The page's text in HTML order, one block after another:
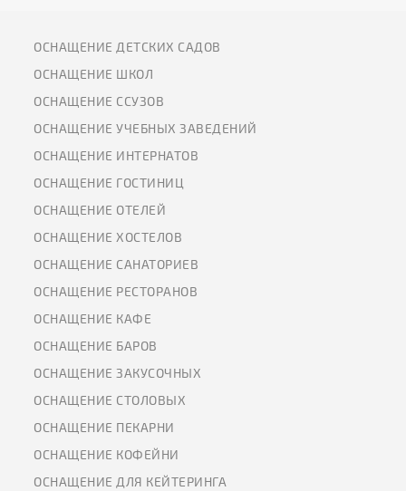
ОСНАЩЕНИЕ ДЕТСКИХ САДОВ
ОСНАЩЕНИЕ ШКОЛ
ОСНАЩЕНИЕ ССУЗОВ
ОСНАЩЕНИЕ УЧЕБНЫХ ЗАВЕДЕНИЙ
ОСНАЩЕНИЕ ИНТЕРНАТОВ
ОСНАЩЕНИЕ ГОСТИНИЦ
ОСНАЩЕНИЕ ОТЕЛЕЙ
ОСНАЩЕНИЕ ХОСТЕЛОВ
ОСНАЩЕНИЕ САНАТОРИЕВ
ОСНАЩЕНИЕ РЕСТОРАНОВ
ОСНАЩЕНИЕ КАФЕ
ОСНАЩЕНИЕ БАРОВ
ОСНАЩЕНИЕ ЗАКУСОЧНЫХ
ОСНАЩЕНИЕ СТОЛОВЫХ
ОСНАЩЕНИЕ ПЕКАРНИ
ОСНАЩЕНИЕ КОФЕЙНИ
ОСНАЩЕНИЕ ДЛЯ КЕЙТЕРИНГА